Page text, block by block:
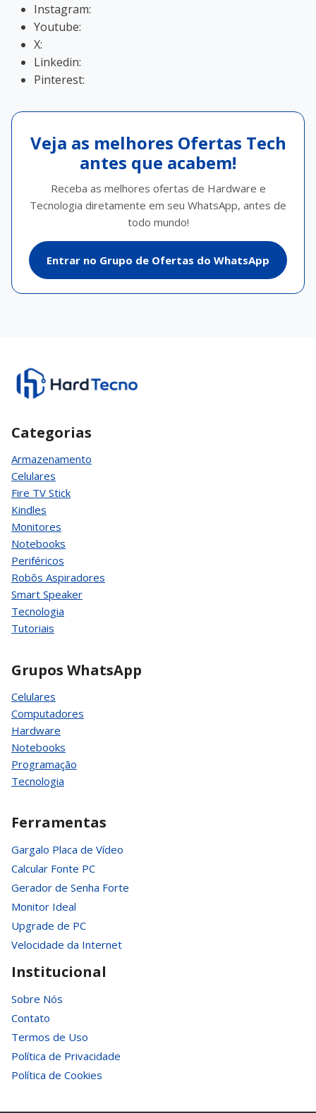
Instagram:
Youtube:
X:
Linkedin:
Pinterest:
Veja as melhores Ofertas Tech
antes que acabem!
Receba as melhores ofertas de Hardware e
Tecnologia diretamente em seu WhatsApp, antes de
todo mundo!
Entrar no Grupo de Ofertas do WhatsApp
Categorias
Armazenamento
Celulares
Fire TV Stick
Kindles
Monitores
Notebooks
Periféricos
Robôs Aspiradores
Smart Speaker
Tecnologia
Tutoriais
Grupos WhatsApp
Celulares
Computadores
Hardware
Notebooks
Programação
Tecnologia
Ferramentas
Gargalo Placa de Vídeo
Calcular Fonte PC
Gerador de Senha Forte
Monitor Ideal
Upgrade de PC
Velocidade da Internet
Institucional
Sobre Nós
Contato
Termos de Uso
Política de Privacidade
Política de Cookies